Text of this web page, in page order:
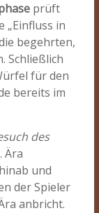
prüft
„Einfluss in
begehrten,
Schließlich
für den
bereits im
des
Ära
und
der Spieler
anbricht.